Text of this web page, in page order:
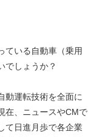
ている自動車（乗用
でしょうか？
動運転技術を全面に
在、ニュースやCMで
て日進月歩で各企業